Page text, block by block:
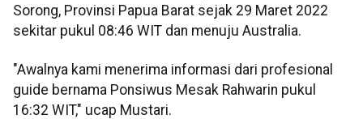
Sorong, Provinsi Papua Barat sejak 29 Maret 2022
sekitar pukul 08:46 WIT dan menuju Australia.
"Awalnya kami menerima informasi dari profesional
guide bernama Ponsiwus Mesak Rahwarin pukul
16:32 WIT," ucap Mustari.